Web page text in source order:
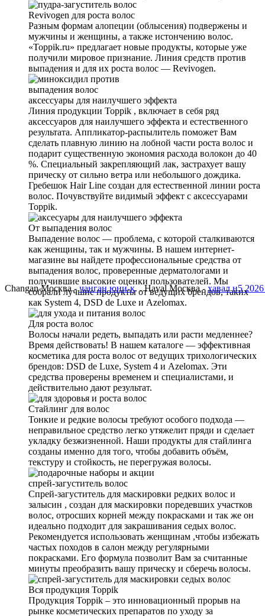
Changan Москва -чанган юни-к. . Haval Москва -хавал н5
Revivogen для роста волос
Разным формам алопеции (облысения) подвержены и
мужчины и женщины, а также истончению волос.
«Toppik.ru» предлагает новые продукты, которые уже
получили мировое признание. Линия средств против
выпадения и для их роста волос — Revivogen.
аксеcсуары для наилучшего эффекта
Линия продукции Toppik , включает в себя ряд
аксессуаров для наилучшего эффекта и естественного
результата. Аппликатор-распылитель поможет Вам
сделать плавную линию на лобной части роста волос и
подарит существенную экономия расхода волокон до 40
%. Специальный закрепляющий лак, застрахует вашу
прическу от сильно ветра или небольшого дождика.
Гребешок Hair Line создан для естественной линии роста
волос. Почувствуйте видимый эффект с аксессуарами
Toppik.
От выпадения волос
Выпадение волос — проблема, с которой сталкиваются
как женщины, так и мужчины. В нашем интернет-
магазине вы найдете профессиональные средства от
выпадения волос, проверенные дерматологами и
получившие высокие оценки пользователей. Мы
собрали лучшие продукты от ведущих брендов, таких
как System 4, DSD de Luxe и Azelomax.
Для роста волос
Волосы начали редеть, выпадать или расти медленнее?
Время действовать! В нашем каталоге — эффективная
косметика для роста волос от ведущих трихологических
брендов: DSD de Luxe, System 4 и Azelomax. Эти
средства проверены временем и специалистами, и
действительно дают результат.
Стайлинг для волос
Тонкие и редкие волосы требуют особого подхода —
неправильное средство легко утяжелит пряди и сделает
укладку безжизненной. Наши продукты для стайлинга
созданы именно для того, чтобы добавить объём,
текстуру и стойкость, не перегружая волосы.
спрей-загуститель волос
Спрей-загуститель для маскировки редких волос и
залысин , создан для маскировки поредевших участков
волос, отросших корней между покрасками и так же он
идеально подходит для закрашивания седых волос.
Рекомендуется использовать женщинам ,чтобы избежать
частых походов в салон между регулярными
покрасками. Его формула позволит Вам за считанные
минуты преобразить вашу прическу и сберечь волосы.
Вся продукция Toppik
Продукция Toppik – это инновационный прорыв на
рынке косметических препаратов по уходу за